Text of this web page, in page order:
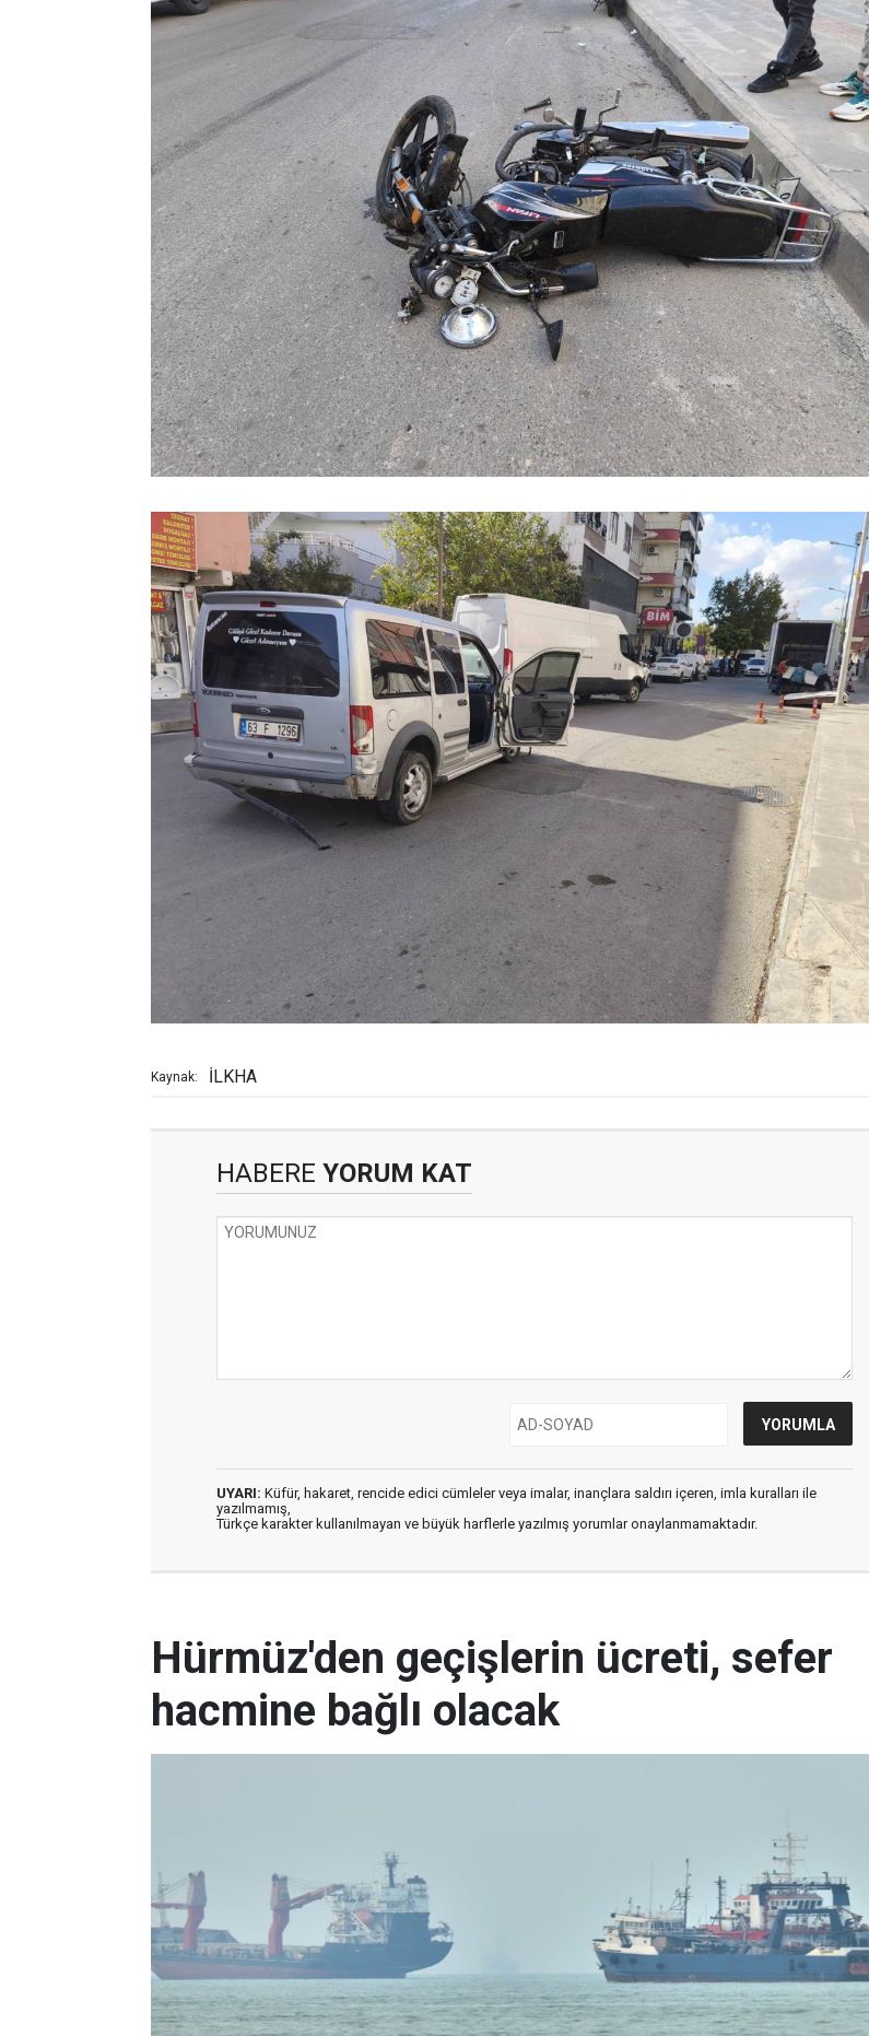
Kaynak: İLKHA
HABERE YORUM KAT
UYARI: Küfür, hakaret, rencide edici cümleler veya imalar, inançlara saldırı içeren, imla kuralları ile
yazılmamış,
Türkçe karakter kullanılmayan ve büyük harflerle yazılmış yorumlar onaylanmamaktadır.
Hürmüz'den geçişlerin ücreti, sefer
hacmine bağlı olacak